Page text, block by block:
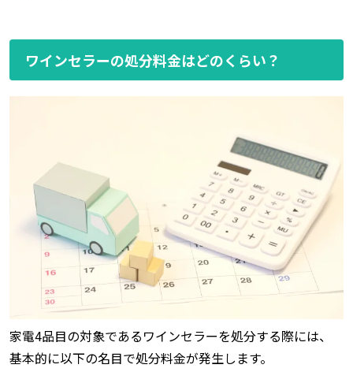
ワインセラーの処分料金はどのくらい？
家電4品目の対象であるワインセラーを処分する際には、
基本的に以下の名目で処分料金が発生します。